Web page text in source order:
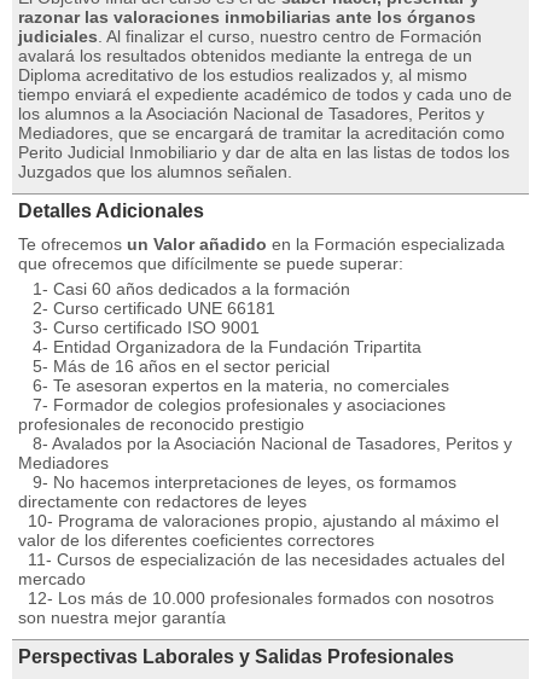
razonar las valoraciones inmobiliarias ante los órganos
judiciales . Al finalizar el curso, nuestro centro de Formación
avalará los resultados obtenidos mediante la entrega de un
Diploma acreditativo de los estudios realizados y, al mismo
tiempo enviará el expediente académico de todos y cada uno de
los alumnos a la Asociación Nacional de Tasadores, Peritos y
Mediadores, que se encargará de tramitar la acreditación como
Perito Judicial Inmobiliario y dar de alta en las listas de todos los
Juzgados que los alumnos señalen.
Detalles Adicionales
Te ofrecemos un Valor añadido en la Formación especializada
que ofrecemos que difícilmente se puede superar:
1- Casi 60 años dedicados a la formación
2- Curso certificado UNE 66181
3- Curso certificado ISO 9001
4- Entidad Organizadora de la Fundación Tripartita
5- Más de 16 años en el sector pericial
6- Te asesoran expertos en la materia, no comerciales
7- Formador de colegios profesionales y asociaciones
profesionales de reconocido prestigio
8- Avalados por la Asociación Nacional de Tasadores, Peritos y
Mediadores
9- No hacemos interpretaciones de leyes, os formamos
directamente con redactores de leyes
10- Programa de valoraciones propio, ajustando al máximo el
valor de los diferentes coeficientes correctores
11- Cursos de especialización de las necesidades actuales del
mercado
12- Los más de 10.000 profesionales formados con nosotros
son nuestra mejor garantía
Perspectivas Laborales y Salidas Profesionales